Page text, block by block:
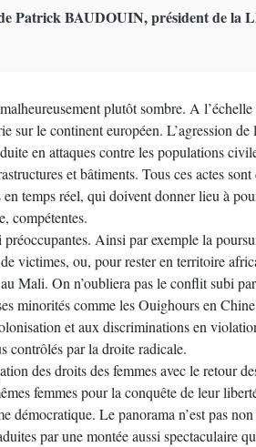
Patrick BAUDOUIN, président de la
plutôt sombre. A
en attaques contre les populations
et bâtiments. Tous ces actes
temps réel, qui doivent donner lieu à
compétentes.
Ainsi par exemple la
victimes, ou, pour rester en territoire
Mali. On n’oubliera pas le conflit subi
minorités comme les Ouighours en
et aux discriminations en
contrôlés par la droite radicale.
des droits des femmes avec le retour
femmes pour la conquête de leur
Le panorama n’est pas
par une montée aussi spectaculaire